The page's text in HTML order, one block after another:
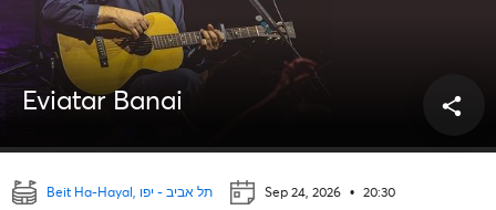
Eviatar Banai share
Beit Ha-Hayal, תל אביב - יפו Sep 24, 2026 • 20:30